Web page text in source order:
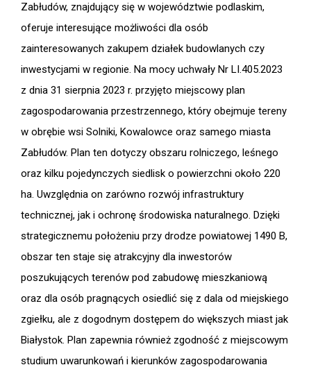
Zabłudów, znajdujący się w województwie podlaskim,
oferuje interesujące możliwości dla osób
zainteresowanych zakupem działek budowlanych czy
inwestycjami w regionie. Na mocy uchwały Nr LI.405.2023
z dnia 31 sierpnia 2023 r. przyjęto miejscowy plan
zagospodarowania przestrzennego, który obejmuje tereny
w obrębie wsi Solniki, Kowalowce oraz samego miasta
Zabłudów. Plan ten dotyczy obszaru rolniczego, leśnego
oraz kilku pojedynczych siedlisk o powierzchni około 220
ha. Uwzględnia on zarówno rozwój infrastruktury
technicznej, jak i ochronę środowiska naturalnego. Dzięki
strategicznemu położeniu przy drodze powiatowej 1490 B,
obszar ten staje się atrakcyjny dla inwestorów
poszukujących terenów pod zabudowę mieszkaniową
oraz dla osób pragnących osiedlić się z dala od miejskiego
zgiełku, ale z dogodnym dostępem do większych miast jak
Białystok. Plan zapewnia również zgodność z miejscowym
studium uwarunkowań i kierunków zagospodarowania